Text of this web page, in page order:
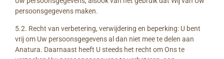
persoonsgegevens maken.
5.2. Recht van verbetering, verwijdering en beperking: U bent
vrij om Uw persoonsgegevens al dan niet mee te delen aan
Anatura. Daarnaast heeft U steeds het recht om Ons te